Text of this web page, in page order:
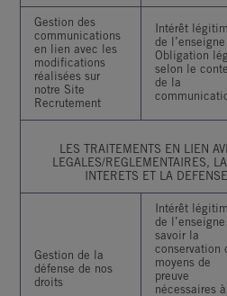
Gestion des
communications
en lien avec les
modifications
réalisées sur
notre Site
Recrutement
Intérêt
de l’enseigne
Obligation
selon le
de la
LES TRAITEMENTS EN LIEN
LEGALES/REGLEMENTAIRES,
INTERETS ET LA
Gestion de la
défense de nos
droits
Intérêt
de l’enseigne
savoir la
conservation
moyens de
preuve
nécessaires